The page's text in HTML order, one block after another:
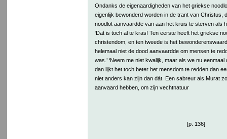
Ondanks de eigenaardigheden van het griekse
eigenlijk bewonderd worden in de trant van Christus,
noodlot aanvaardde van aan het kruis te sterven als
‘Dat is toch al te kras! Ten eerste heeft het griekse
christendom, en ten tweede is het
helemaal niet de dood aanvaardde om mensen te
was.’ ‘Neem me niet kwalijk, maar als we nu
dan lijkt het toch beter het mensdom te redden dan
niet anders kan zijn dan dàt. Een sabreur als Murat
aanvaard hebben, om zijn vechtnatuur
[p. 136]